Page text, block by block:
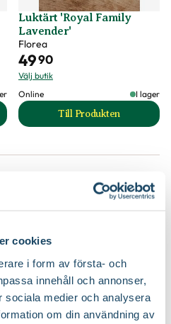
cookies
i form av första- och
innehåll och annonser,
sociala medier och analysera
om din användning av
'Mystic Pink' produktsida
Luktärt 'Royal Family
Lavender'
Florea
4990
Välj butik
Online
I lager
Till Produkten
till Luktärt 'Royal